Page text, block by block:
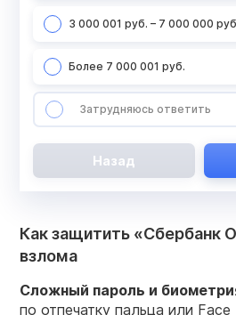
3 000 001 руб. – 7 000 000
Более 7 000 001 руб.
Затрудняюсь ответить
Назад
Как защитить «Сбербанк
взлома
Сложный пароль и
по отпечатку пальца или